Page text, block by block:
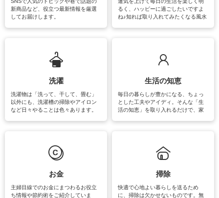
新商品など、役立つ最新情報を厳選
してお届けします。
るく、ハッピーに過ごしたいですよ
ね♪知れば取り入れてみたくなる風水
洗濯
洗濯物は「洗って、干して、畳む」
以外にも、洗濯槽の掃除やアイロン
など日々やることは色々あります。
マットなどの大きな洗濯物も、正し
い洗い方をすれば自宅で洗うことが
報やお悩み解消のための情報をご紹
生活の知恵
毎日の暮らしが豊かになる、ちょっ
とした工夫やアイディ。そんな「生
活の知恵」を取り入れるだけで、家
お金
主婦目線でのお金にまつわるお役立
ち情報や節約術をご紹介していま
掃除
快適で心地よい暮らしを送るため
に、掃除は欠かせないものです。無